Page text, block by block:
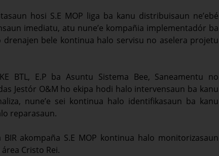
hosi S.E MOP liga ba kanu distribuisaun ne’ebé
imediatu, atu nune’e kompañia implementadór ba
bele kontinua halo servisu no aselera projetu
BTL, E.P ba Asuntu Sistema Bee, Saneamentu no
Jestór O&M ho ekipa hodi halo intervensaun ba kanu
nune’e sei kontinua halo identifikasaun ba kanu
reparasaun.
akompaña S.E MOP kontinua halo monitorizasaun
Cristo Rei.